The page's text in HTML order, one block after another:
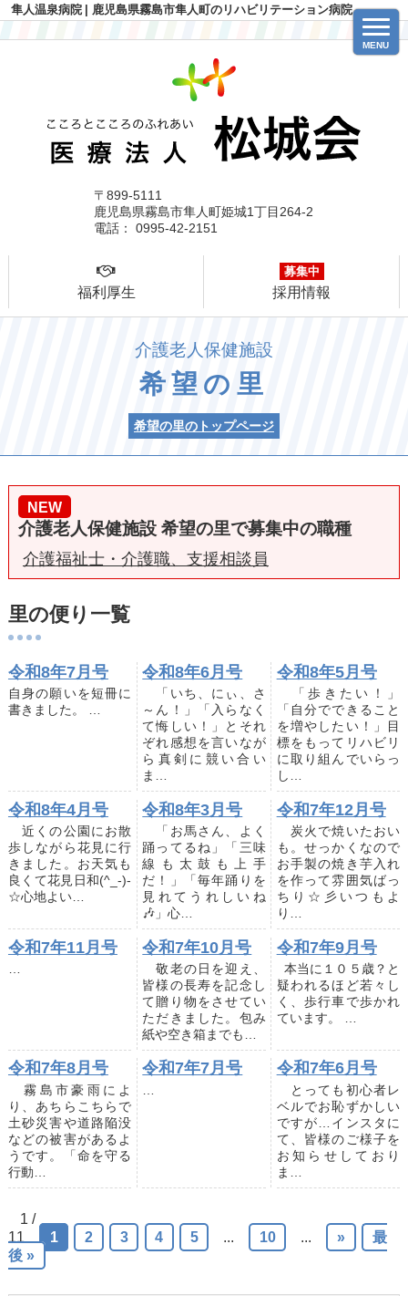
MENU
隼人温泉病院 | 鹿児島県霧島市隼人町のリハビリテーション病院
〒899-5111
鹿児島県霧島市隼人町姫城1丁目264-2
電話： 0995-42-2151
福利厚生
募集中
採用情報
介護老人保健施設
希望の里
希望の里のトップページ
NEW
介護老人保健施設 希望の里で募集中の職種
介護福祉士・介護職、支援相談員
里の便り一覧
令和8年7月号
自身の願いを短冊に
書きました。 …
令和8年6月号
「いち、にぃ、さ
～ん！」「入らなく
て悔しい！」とそれ
ぞれ感想を言いなが
ら真剣に競い合い
ま…
令和8年5月号
「歩きたい！」
「自分でできること
を増やしたい！」目
標をもってリハビリ
に取り組んでいらっ
し…
令和8年4月号
近くの公園にお散
歩しながら花見に行
きました。お天気も
良くて花見日和(^_-)-
☆心地よい…
令和8年3月号
「お馬さん、よく
踊ってるね」「三味
線も太鼓も上手
だ！」「毎年踊りを
見れてうれしいね
🎶」心…
令和7年12月号
炭火で焼いたおい
も。せっかくなので
お手製の焼き芋入れ
を作って雰囲気ばっ
ちり☆彡いつもよ
り…
令和7年11月号 令和7年10月号
敬老の日を迎え、
皆様の長寿を記念し
て贈り物をさせてい
ただきました。包み
紙や空き箱までも…
令和7年9月号
本当に１０５歳？と
疑われるほど若々し
く、歩行車で歩かれ
ています。 …
令和7年8月号
霧島市豪雨によ
り、あちらこちらで
土砂災害や道路陥没
などの被害があるよ
うです。「命を守る
行動…
令和7年7月号 令和7年6月号
とっても初心者レ
ベルでお恥ずかしい
ですが…インスタに
て、皆様のご様子を
お知らせしており
ま…
1 /
11
1 2 3 4 5 ... 10 ... »
最
後 »